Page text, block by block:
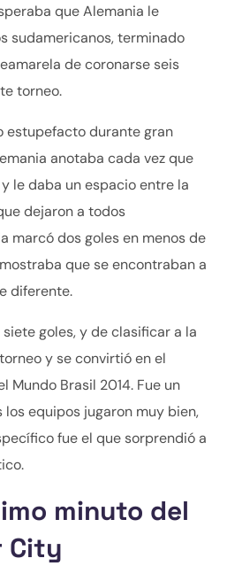
que Alemania le
sudamericanos, terminado
de coronarse seis
torneo.
estupefacto durante gran
anotaba cada vez que
le daba un espacio entre la
dejaron a todos
marcó dos goles en menos de
que se encontraban a
diferente.
goles, y de clasificar a la
y se convirtió en el
Mundo Brasil 2014. Fue un
equipos jugaron muy bien,
fue el que sorprendió a
minuto del
City